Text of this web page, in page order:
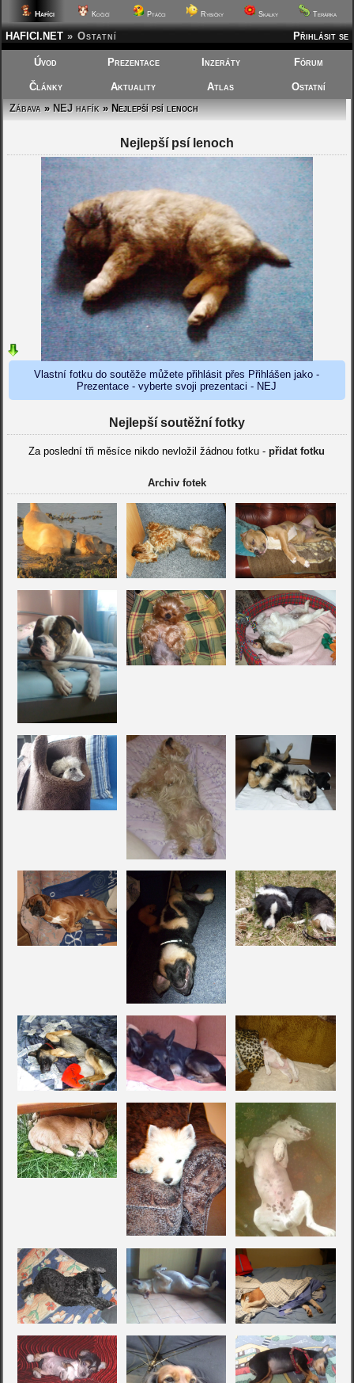
Hafíci Kočičí Ptáčci Rybičky Skalky Terárka
Přihlásit se
HAFICI.NET » Ostatní
Úvod Prezentace Inzeráty Fórum
Články Aktuality Atlas
Ostatní
Zábava»NEJ hafík» Nejlepší psí lenoch
Nejlepší psí lenoch
Vlastní fotku do soutěže můžete přihlásit přes Přihlášen jako -
Prezentace - vyberte svoji prezentaci - NEJ
Nejlepší soutěžní fotky
Za poslední tři měsíce nikdo nevložil žádnou fotku -přidat fotku
Archiv fotek